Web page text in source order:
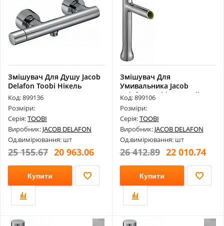
Змішувач Для Душу Jacob
Delafon Toobi Нікель
E8962-B...
Код: 899136
Розміри:
Серія:TOOBI
Виробник: JACOB DELAFON
Од.вимірювання: шт
25 155.67 20 963.06
Купити
Змішувач Для
Умивальника Jacob
Delafon Toobi Високий...
Код: 899106
Розміри:
Серія:TOOBI
Виробник: JACOB DELAFON
Од.вимірювання: шт
26 412.89 22 010.74
Купити